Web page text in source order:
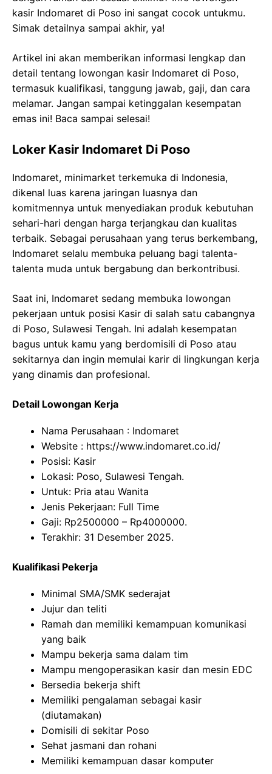
kasir Indomaret di Poso ini sangat cocok untukmu.
Simak detailnya sampai akhir, ya!
Artikel ini akan memberikan informasi lengkap dan
detail tentang lowongan kasir Indomaret di Poso,
termasuk kualifikasi, tanggung jawab, gaji, dan cara
melamar. Jangan sampai ketinggalan kesempatan
emas ini! Baca sampai selesai!
Loker Kasir Indomaret Di Poso
Indomaret, minimarket terkemuka di Indonesia,
dikenal luas karena jaringan luasnya dan
komitmennya untuk menyediakan produk kebutuhan
sehari-hari dengan harga terjangkau dan kualitas
terbaik. Sebagai perusahaan yang terus berkembang,
Indomaret selalu membuka peluang bagi talenta-
talenta muda untuk bergabung dan berkontribusi.
Saat ini, Indomaret sedang membuka lowongan
pekerjaan untuk posisi Kasir di salah satu cabangnya
di Poso, Sulawesi Tengah. Ini adalah kesempatan
bagus untuk kamu yang berdomisili di Poso atau
sekitarnya dan ingin memulai karir di lingkungan kerja
yang dinamis dan profesional.
Detail Lowongan Kerja
Nama Perusahaan : Indomaret
Website : https://www.indomaret.co.id/
Posisi: Kasir
Lokasi: Poso, Sulawesi Tengah.
Untuk: Pria atau Wanita
Jenis Pekerjaan: Full Time
Gaji: Rp2500000 – Rp4000000.
Terakhir: 31 Desember 2025.
Kualifikasi Pekerja
Minimal SMA/SMK sederajat
Jujur dan teliti
Ramah dan memiliki kemampuan komunikasi
yang baik
Mampu bekerja sama dalam tim
Mampu mengoperasikan kasir dan mesin EDC
Bersedia bekerja shift
Memiliki pengalaman sebagai kasir
(diutamakan)
Domisili di sekitar Poso
Sehat jasmani dan rohani
Memiliki kemampuan dasar komputer